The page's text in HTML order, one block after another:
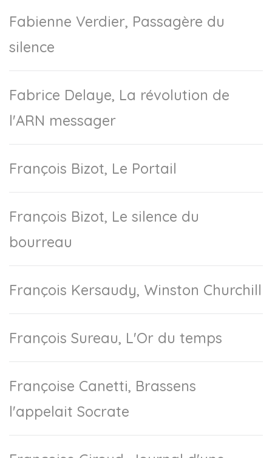
Fabienne Verdier, Passagère du
silence
Fabrice Delaye, La révolution de
l'ARN messager
François Bizot, Le Portail
François Bizot, Le silence du
bourreau
François Kersaudy, Winston Churchill
François Sureau, L'Or du temps
Françoise Canetti, Brassens
l'appelait Socrate